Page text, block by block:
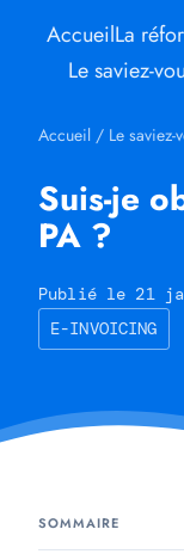
AccueilLa
Le saviez-
Accueil / Le saviez-
Suis-je
PA ?
Publié le 21
E-INVOICING
SOMMAIRE